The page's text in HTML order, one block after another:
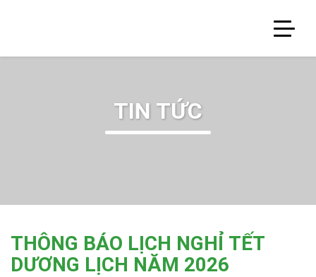
TIN TỨC
THÔNG BÁO LỊCH NGHỈ TẾT
DƯƠNG LỊCH NĂM 2026